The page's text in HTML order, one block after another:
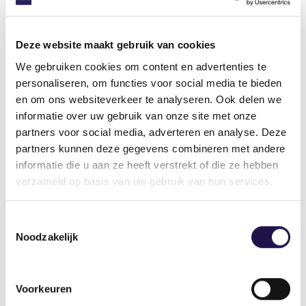
Deze website maakt gebruik van cookies
We gebruiken cookies om content en advertenties te
personaliseren, om functies voor social media te bieden
en om ons websiteverkeer te analyseren. Ook delen we
informatie over uw gebruik van onze site met onze
partners voor social media, adverteren en analyse. Deze
partners kunnen deze gegevens combineren met andere
informatie die u aan ze heeft verstrekt of die ze hebben
verzameld op basis van uw gebruik van hun services.
Noodzakelijk
Voorkeuren
zoveel regels, wetten en toeslagen: deze werken
belemmerend voor de toestroom tot de
te gaan werken. Daar zou de politiek eens goed
naar moeten kijken. Want inderdaad: in een
welvarend land als Nederland zou iedereen
duurzaam mee moeten kunnen draaien in de
samenleving.”
Lees in dit thema ook: